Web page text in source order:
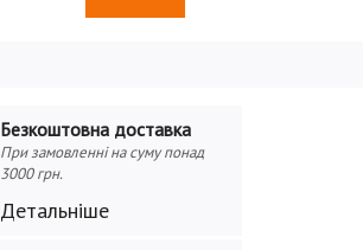
Безкоштовна доставка
При замовленні на суму понад
3000 грн.
Детальніше